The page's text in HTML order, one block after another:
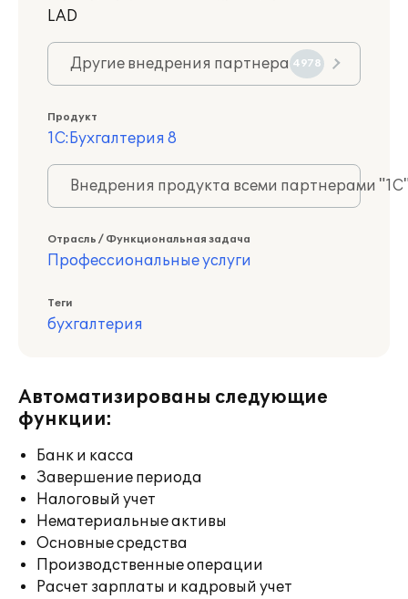
LAD
Другие внедрения партнера 4978
Продукт
1С:Бухгалтерия 8
Внедрения продукта всеми партнерами
Отрасль / Функциональная задача
Профессиональные услуги
Теги
бухгалтерия
Автоматизированы следующие
функции:
Банк и касса
Завершение периода
Налоговый учет
Нематериальные активы
Основные средства
Производственные операции
Расчет зарплаты и кадровый учет